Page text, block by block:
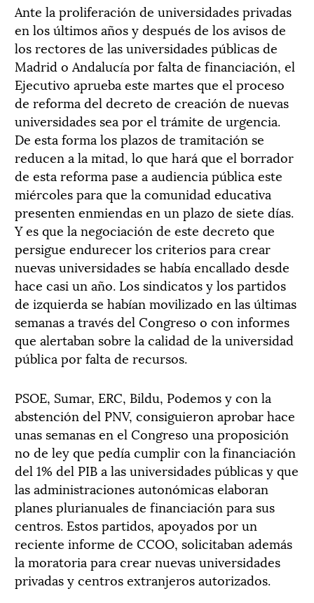
Ante la proliferación de universidades privadas
en los últimos años y después de los avisos de
los rectores de las universidades públicas de
Madrid o Andalucía por falta de financiación, el
Ejecutivo aprueba este martes que el proceso
de reforma del decreto de creación de nuevas
universidades sea por el trámite de urgencia.
De esta forma los plazos de tramitación se
reducen a la mitad, lo que hará que el borrador
de esta reforma pase a audiencia pública este
miércoles para que la comunidad educativa
presenten enmiendas en un plazo de siete días.
Y es que la negociación de este decreto que
persigue endurecer los criterios para crear
nuevas universidades se había encallado desde
hace casi un año. Los sindicatos y los partidos
de izquierda se habían movilizado en las últimas
semanas a través del Congreso o con informes
que alertaban sobre la calidad de la universidad
pública por falta de recursos.
PSOE, Sumar, ERC, Bildu, Podemos y con la
abstención del PNV, consiguieron aprobar hace
unas semanas en el Congreso una proposición
no de ley que pedía cumplir con la financiación
del 1% del PIB a las universidades públicas y que
las administraciones autonómicas elaboran
planes plurianuales de financiación para sus
centros. Estos partidos, apoyados por un
reciente informe de CCOO, solicitaban además
la moratoria para crear nuevas universidades
privadas y centros extranjeros autorizados.